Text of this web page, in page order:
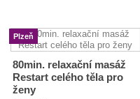
Plzeň
80min. relaxační masáž
Restart celého těla pro
ženy